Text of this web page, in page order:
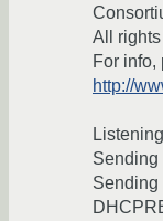
All
For info,
http://
Sending
Sending